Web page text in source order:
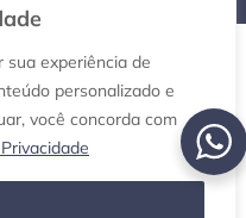
sua experiência de
personalizado e
você concorda com